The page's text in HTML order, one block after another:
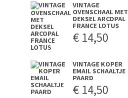
VINTAGE
OVENSCHAAL MET
DEKSEL ARCOPAL
FRANCE LOTUS
€ 14,50
VINTAGE KOPER
EMAIL SCHAALTJE
PAARD
€ 14,50